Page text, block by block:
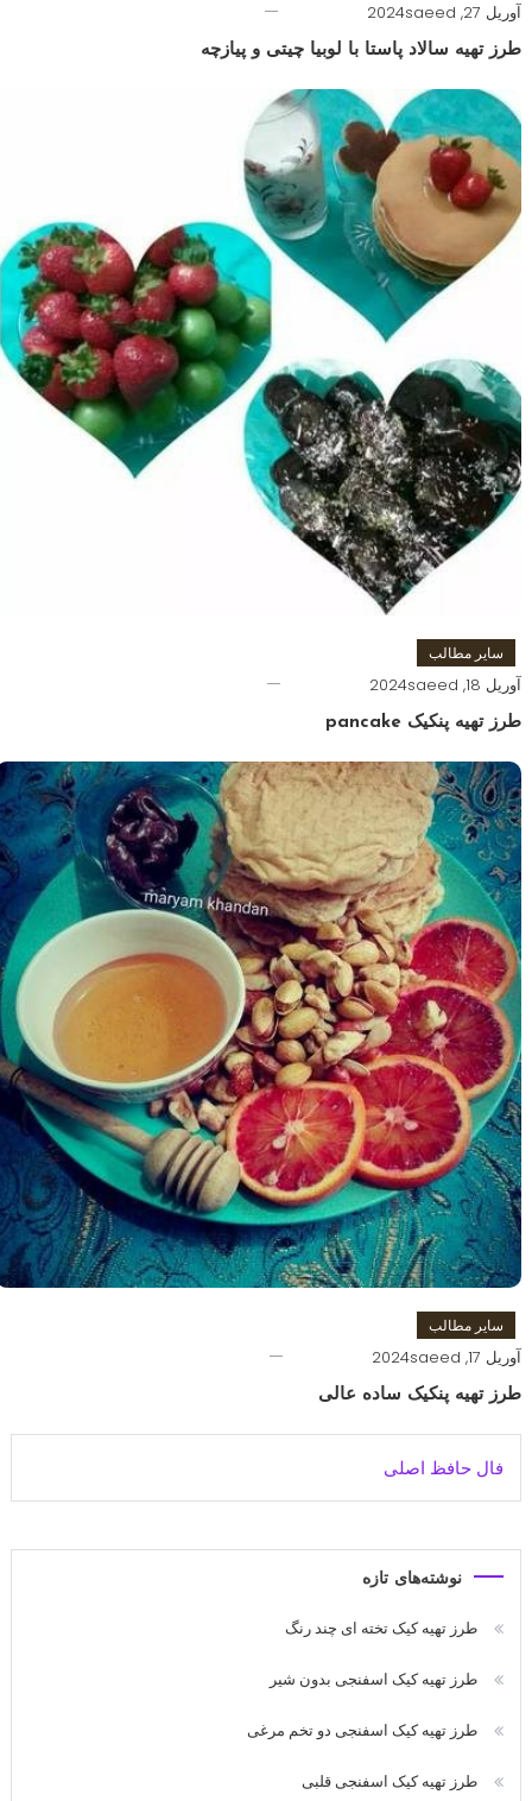
آوریل 27, 2024 saeed
طرز تهیه سالاد پاستا با لوبیا چیتی و پیازچه
سایر مطالب
آوریل 18, 2024 saeed
طرز تهیه پنکیک pancake
سایر مطالب
آوریل 17, 2024 saeed
طرز تهیه پنکیک ساده عالی
فال حافظ اصلی
نوشته‌های تازه
طرز تهیه کیک تخته ای چند رنگ
طرز تهیه کیک اسفنجی بدون شیر
طرز تهیه کیک اسفنجی دو تخم مرغی
طرز تهیه کیک اسفنجی قلبی